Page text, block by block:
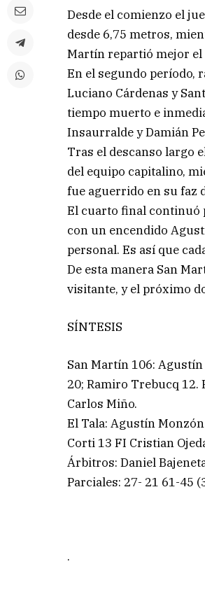
Desde el comienzo el
desde 6,75 metros,
Martín repartió mejor el
En el segundo período,
Luciano Cárdenas y
tiempo muerto e
Insaurralde y Damián
Tras el descanso largo
del equipo capitalino,
fue aguerrido en su faz
El cuarto final continuó
con un encendido
personal. Es así que
De esta manera San
visitante, y el próximo
SÍNTESIS
San Martín 106:
20; Ramiro Trebucq 12.
Carlos Miño.
El Tala: Agustín
Corti 13 FI Cristian
Árbitros: Daniel
Parciales: 27- 21 61-45
.